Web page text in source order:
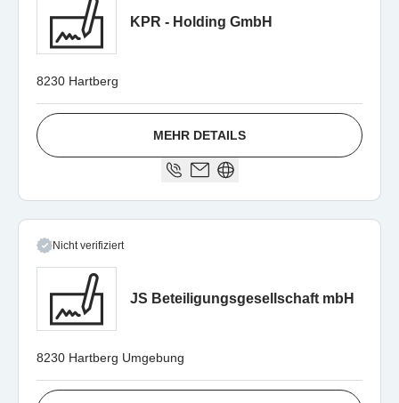
KPR - Holding GmbH
8230 Hartberg
MEHR DETAILS
Nicht verifiziert
JS Beteiligungsgesellschaft mbH
8230 Hartberg Umgebung